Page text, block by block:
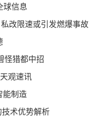
球信息
改限速或引发燃爆事故
怪猎都中招
观速讯
能制造
术优势解析